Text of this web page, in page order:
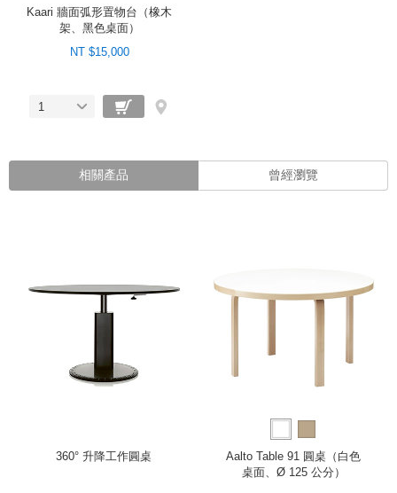
Kaari 牆面弧形置物台（橡木
架、黑色桌面）
NT $15,000
1
相關產品 曾經瀏覽
360° 升降工作圓桌
Aalto Table 91 圓桌（白色
桌面、Ø 125 公分）